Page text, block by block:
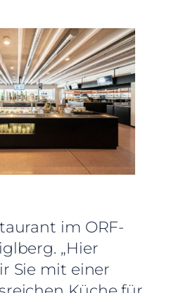
im ORF-
„Hier
Sie mit einer